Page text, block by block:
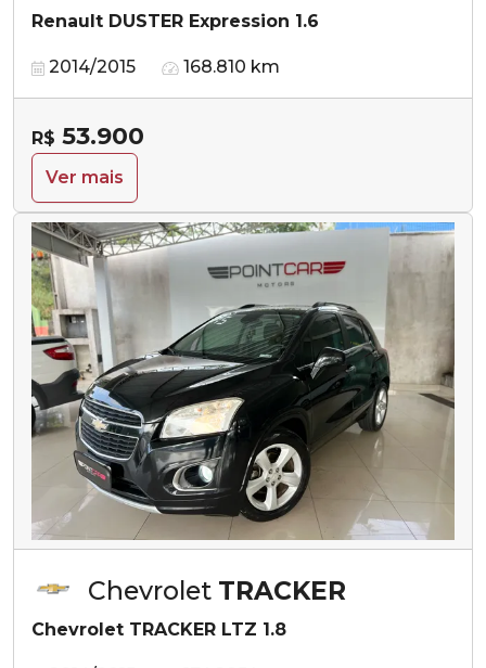
Renault DUSTER Expression 1.6
2014/2015 168.810 km
R$ 53.900
Ver mais
Chevrolet TRACKER
Chevrolet TRACKER LTZ 1.8